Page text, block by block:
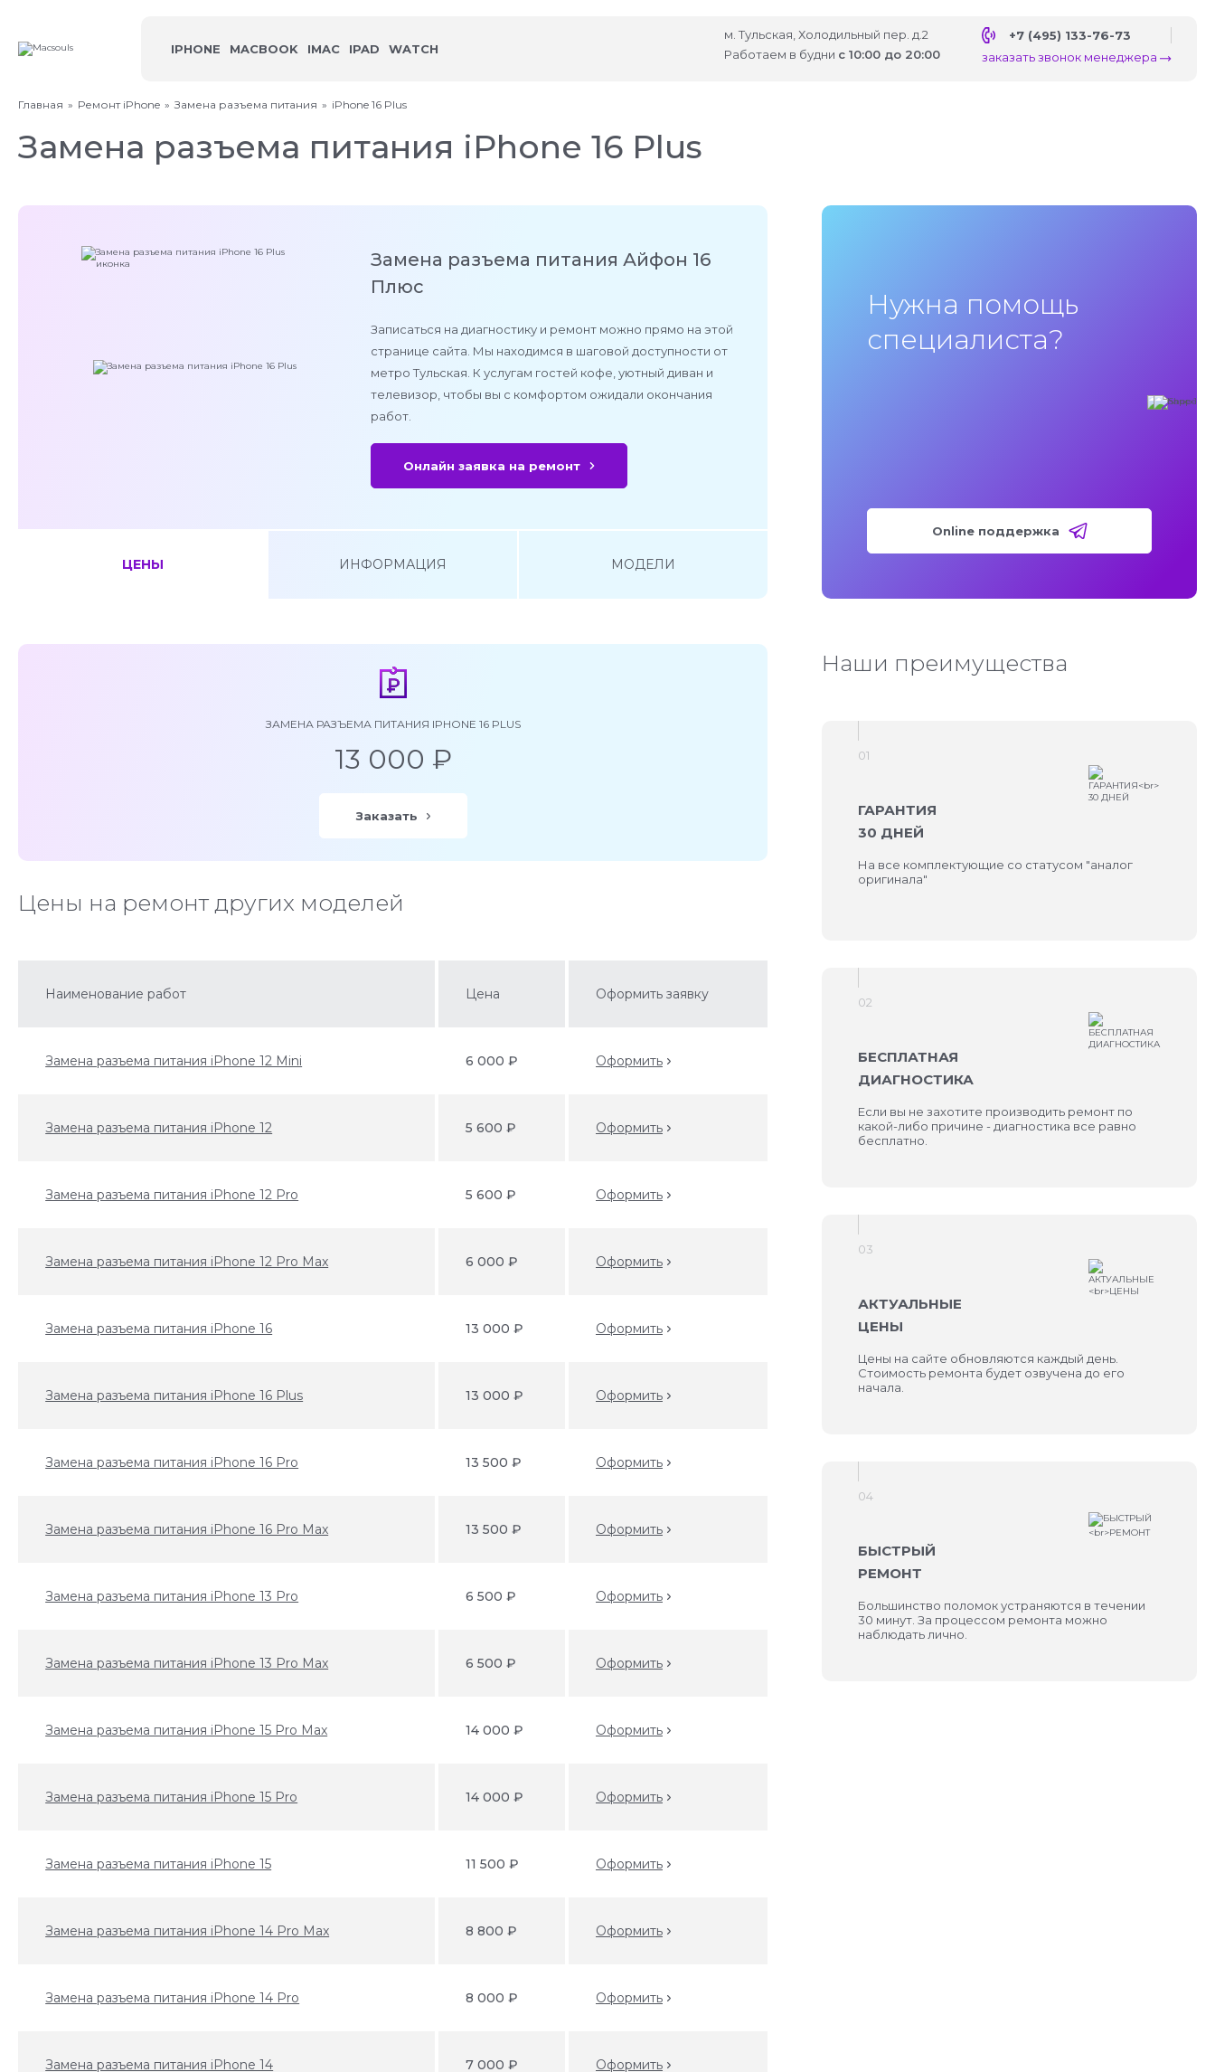
IPHONE MACBOOK IMAC IPAD WATCH
м. Тульская, Холодильный пер. д.2
Работаем в будни с 10:00 до 20:00
+7 (495) 133-76-73
заказать звонок менеджера
Главная Ремонт iPhone Замена разъема питания iPhone 16 Plus
Замена разъема питания iPhone 16 Plus
Замена разъема питания Айфон 16
Плюс
Записаться на диагностику и ремонт можно прямо на этой
странице сайта. Мы находимся в шаговой доступности от
метро Тульская. К услугам гостей кофе, уютный диван и
телевизор, чтобы вы с комфортом ожидали окончания
работ.
Онлайн заявка на ремонт
ЦЕНЫ ИНФОРМАЦИЯ МОДЕЛИ
ЗАМЕНА РАЗЪЕМА ПИТАНИЯ IPHONE 16 PLUS
13 000 ₽
Заказать
Цены на ремонт других моделей
Наименование работ Цена Оформить заявку
Замена разъема питания iPhone 12 Mini 6 000 ₽ Оформить
Замена разъема питания iPhone 12 5 600 ₽ Оформить
Замена разъема питания iPhone 12 Pro 5 600 ₽ Оформить
Замена разъема питания iPhone 12 Pro Max 6 000 ₽ Оформить
Замена разъема питания iPhone 16 13 000 ₽ Оформить
Замена разъема питания iPhone 16 Plus 13 000 ₽ Оформить
Замена разъема питания iPhone 16 Pro 13 500 ₽ Оформить
Замена разъема питания iPhone 16 Pro Max 13 500 ₽ Оформить
Замена разъема питания iPhone 13 Pro 6 500 ₽ Оформить
Замена разъема питания iPhone 13 Pro Max 6 500 ₽ Оформить
Замена разъема питания iPhone 15 Pro Max 14 000 ₽ Оформить
Замена разъема питания iPhone 15 Pro 14 000 ₽ Оформить
Замена разъема питания iPhone 15 11 500 ₽ Оформить
Замена разъема питания iPhone 14 Pro Max 8 800 ₽ Оформить
Замена разъема питания iPhone 14 Pro 8 000 ₽ Оформить
Замена разъема питания iPhone 14 7 000 ₽ Оформить
Нужна помощь
специалиста?
Online поддержка
Наши преимущества
01
ГАРАНТИЯ
30 ДНЕЙ
На все комплектующие со статусом "аналог
оригинала"
02
БЕСПЛАТНАЯ
ДИАГНОСТИКА
Если вы не захотите производить ремонт по
какой-либо причине - диагностика все равно
бесплатно.
03
АКТУАЛЬНЫЕ
ЦЕНЫ
Цены на сайте обновляются каждый день.
Стоимость ремонта будет озвучена до его
начала.
04
БЫСТРЫЙ
РЕМОНТ
Большинство поломок устраняются в течении
30 минут. За процессом ремонта можно
наблюдать лично.